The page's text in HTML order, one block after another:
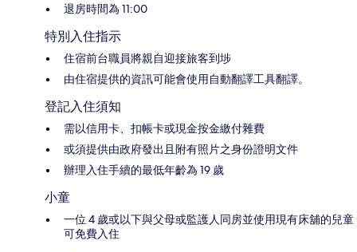
退房時間為 11:00
特別入住指示
住宿前台職員將親自迎接旅客到埗
由住宿提供的資訊可能會使用自動翻譯工具翻譯。
登記入住須知
需以信用卡、扣帳卡或現金按金繳付雜費
或須提供由政府發出且附有照片之身份證明文件
辦理入住手續的最低年齡為 19 歲
小童
一位 4 歲或以下與父母或監護人同房並使用現有床舖的兒童
可免費入住